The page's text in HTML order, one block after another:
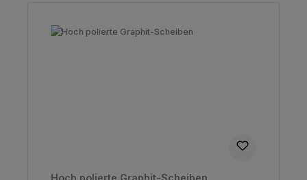
Hoch polierte Graphit-Scheiben